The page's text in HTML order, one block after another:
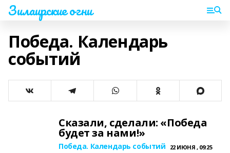
Зилаирские огни
Победа. Календарь
событий
Сказали, сделали: «Победа
будет за нами!»
Победа. Календарь событий 22 ИЮНЯ , 09:25